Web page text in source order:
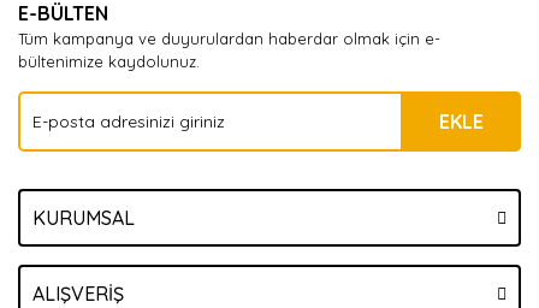
E-BÜLTEN
Tüm kampanya ve duyurulardan haberdar olmak için e-
bültenimize kaydolunuz.
EKLE
KURUMSAL
ALIŞVERİŞ